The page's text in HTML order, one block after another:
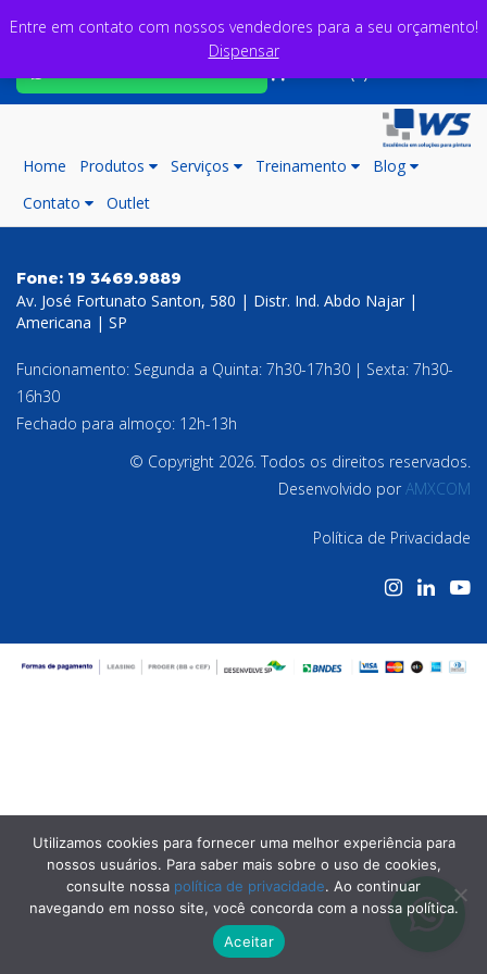
Home Produtos Serviços Treinamento
Blog
Contato
Outlet
Fone: 19 3469.9889
Av. José Fortunato Santon, 580 | Distr. Ind. Abdo Najar |
Americana | SP
Funcionamento: Segunda a Quinta: 7h30-17h30 | Sexta: 7h30-
16h30
Fechado para almoço: 12h-13h
© Copyright 2026. Todos os direitos reservados.
Desenvolvido porAMXCOM
Política de Privacidade
Entre em contato com nossos vendedores para a seu orçamento!
Dispensar
Utilizamos cookies para fornecer uma melhor experiência para
nossos usuários. Para saber mais sobre o uso de cookies,
consulte nossa política de privacidade. Ao continuar
navegando em nosso site, você concorda com a nossa política.
Aceitar